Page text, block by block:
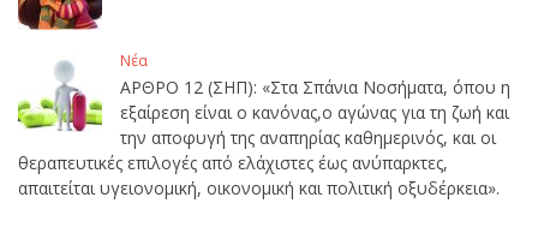
Νέα
ΑΡΘΡΟ 12 (ΣΗΠ): «Στα Σπάνια Νοσήματα, όπου η
εξαίρεση είναι ο κανόνας,ο αγώνας για τη ζωή και
την αποφυγή της αναπηρίας καθημερινός, και οι
θεραπευτικές επιλογές από ελάχιστες έως ανύπαρκτες,
απαιτείται υγειονομική, οικονομική και πολιτική οξυδέρκεια».